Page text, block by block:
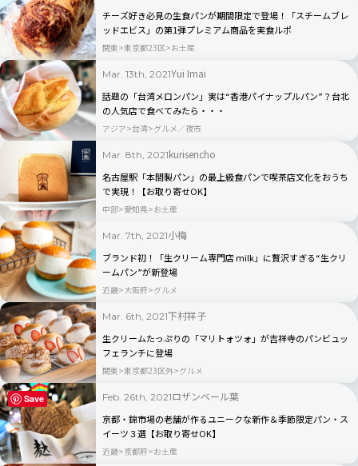
チーズ好き必見の生食パンが期間限定で登場！「スチームブレ
ッドエビス」の第1弾プレミアム商品を実食ルポ
関東 東京都23区 お土産
Mar. 13th, 2021Yui Imai
話題の「台湾メロンパン」実は“香港パイナップルパン”？台北
の人気店で食べてみたら・・・
アジア 台湾 グルメ／夜市
Mar. 8th, 2021kurisencho
名古屋駅「本間製パン」の最上級食パンで喫茶店文化をおうち
で実現！【お取り寄せOK】
中部 愛知県 お土産
Mar. 7th, 2021小梅
ブランド初！「生クリーム専門店 milk」に贅沢すぎる“生クリ
ームパン”が新登場
近畿 大阪府 グルメ
Mar. 6th, 2021下村祥子
生クリームたっぷりの「マリトォツォ」が吉祥寺のパンビュッ
フェランチに登場
関東 東京都23区外 グルメ
Feb. 26th, 2021ロザンベール葉
京都・錦市場の老舗が作るユニークな新作＆季節限定パン・ス
イーツ３選【お取り寄せOK】
近畿 京都府 お土産
Save